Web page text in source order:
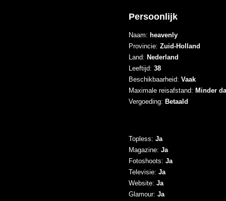
Persoonlijk
Naam: heavenly
Provincie: Zuid-Holland
Land: Nederland
Leeftijd: 38
Beschikbaarheid: Vaak
Maximale reisafstand: Minder
Vergoeding: Betaald
Topless: Ja
Magazine: Ja
Fotoshoots: Ja
Televisie: Ja
Website: Ja
Glamour: Ja